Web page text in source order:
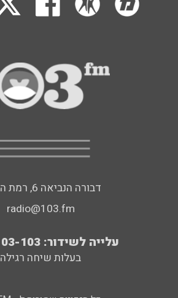
דבורה הנביאה 6, רמת השרון
radio@103.fm
עלייה לשידור: 0552-103-103
בעלות שיחה רגילה